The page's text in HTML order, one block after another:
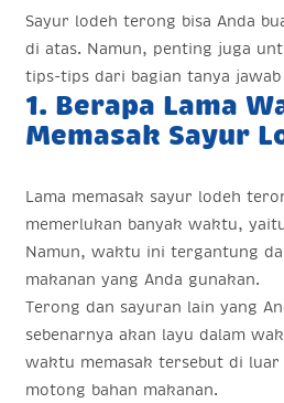
Sayur lodeh terong bisa Anda
di atas. Namun, penting juga
tips-tips dari bagian tanya
1. Berapa Lama
Memasak Sayur
Lama memasak sayur lodeh
memerlukan banyak waktu,
Namun, waktu ini tergantung
makanan yang Anda gunakan.
Terong dan sayuran lain yang
sebenarnya akan layu dalam
waktu memasak tersebut di
motong bahan makanan.